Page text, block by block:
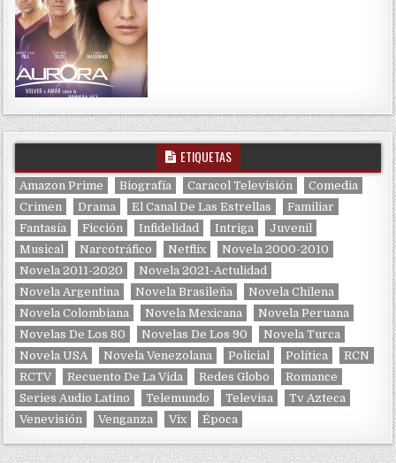
ETIQUETAS
Amazon Prime Biografía Caracol Televisión
Comedia
Crimen
Drama El Canal De Las Estrellas
Familiar
Fantasía
Ficción Infidelidad Intriga
Juvenil
Musical
Narcotráfico Netflix
Novela 2000-2010
Novela 2011-2020
Novela 2021-Actulidad
Novela Argentina
Novela Brasileña
Novela Chilena
Novela Colombiana
Novela Mexicana
Novela Peruana
Novelas De Los 80
Novelas De Los 90
Novela Turca
Novela USA
Novela Venezolana Policial Política
RCN
RCTV
Recuento De La Vida Redes Globo
Romance
Series Audio Latino
Telemundo Televisa
Tv Azteca
Venevisión
Venganza Vix Época